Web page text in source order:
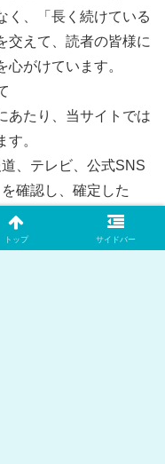
く、「長く続けている
交えて、読者の皆様に
がけています。
あたり、当サイトでは
。
道、テレビ、公式SNS
確認し、確定した
・噂」を明確に区別
トップ サイドバー